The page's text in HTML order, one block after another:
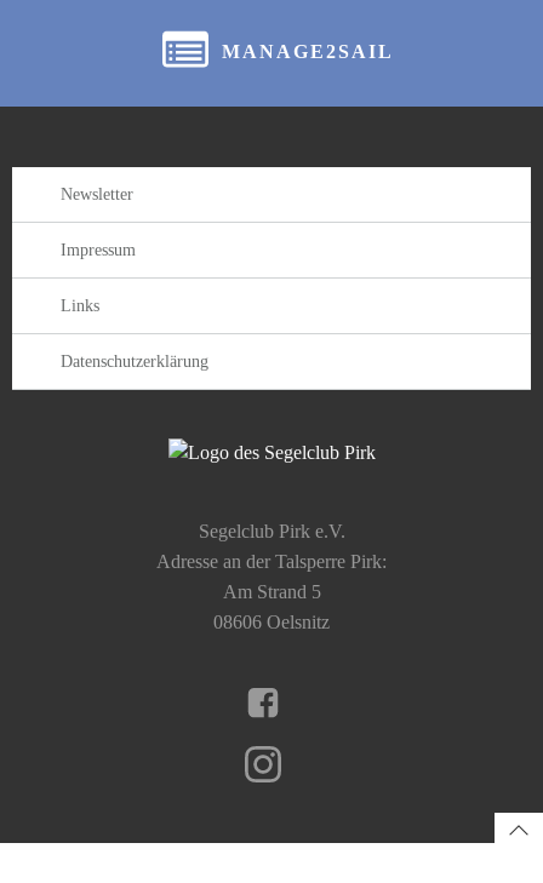
MANAGE2SAIL
Segelclub Pirk e.V.
Adresse an der Talsperre Pirk:
Am Strand 5
08606 Oelsnitz
Newsletter
Impressum
Links
Datenschutzerklärung